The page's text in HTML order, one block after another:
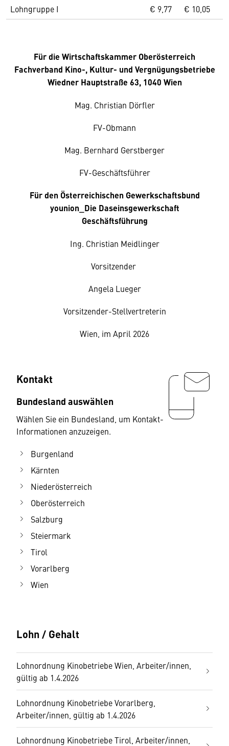
Lohngruppe I € 9,77 € 10,05
Für die Wirtschaftskammer Oberösterreich
Fachverband Kino-, Kultur- und Vergnügungsbetriebe
Wiedner Hauptstraße 63, 1040 Wien
Mag. Christian Dörfler
FV-Obmann
Mag. Bernhard Gerstberger
FV-Geschäftsführer
Für den Österreichischen Gewerkschaftsbund
younion_Die Daseinsgewerkschaft
Geschäftsführung
Ing. Christian Meidlinger
Vorsitzender
Angela Lueger
Vorsitzender-Stellvertreterin
Wien, im April 2026
Kontakt
Bundesland auswählen
Wählen Sie ein Bundesland, um Kontakt-
Informationen anzuzeigen.
Burgenland
Kärnten
Niederösterreich
Oberösterreich
Salzburg
Steiermark
Tirol
Vorarlberg
Wien
Lohn / Gehalt
Lohnordnung Kinobetriebe Wien, Arbeiter/innen,
gültig ab 1.4.2026
Lohnordnung Kinobetriebe Vorarlberg,
Arbeiter/innen, gültig ab 1.4.2026
Lohnordnung Kinobetriebe Tirol, Arbeiter/innen,